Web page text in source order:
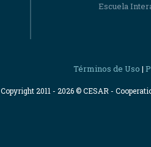
Escuela
Términos de Uso |
Copyright 2011 - 2026 © CESAR -